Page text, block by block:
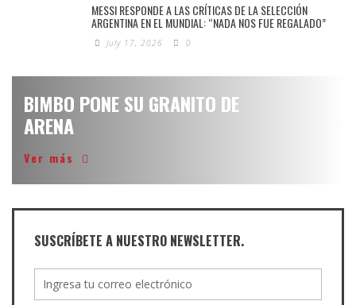
MESSI RESPONDE A LAS CRÍTICAS DE LA SELECCIÓN
ARGENTINA EN EL MUNDIAL: “NADA NOS FUE REGALADO”
July 17, 2026 0
BIMBO PONE SU GRANITO DE
ARENA
Ver más
SUSCRÍBETE A NUESTRO NEWSLETTER.